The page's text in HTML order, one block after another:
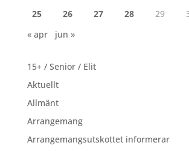
25 26 27 28 29
« apr
jun »
15+ / Senior / Elit
Aktuellt
Allmänt
Arrangemang
Arrangemangsutskottet informerar